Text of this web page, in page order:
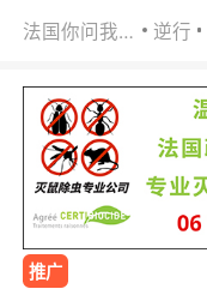
法国你问我答 逆行
推广